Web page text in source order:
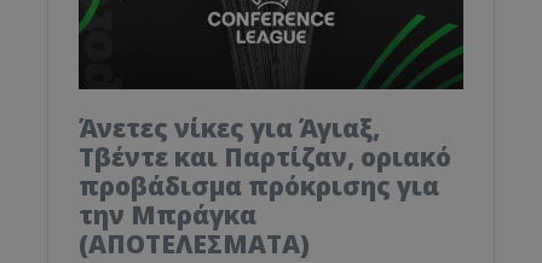
Άνετες νίκες για Άγιαξ,
Τβέντε και Παρτίζαν, οριακό
προβάδισμα πρόκρισης για
την Μπράγκα
(ΑΠΟΤΕΛΕΣΜΑΤΑ)